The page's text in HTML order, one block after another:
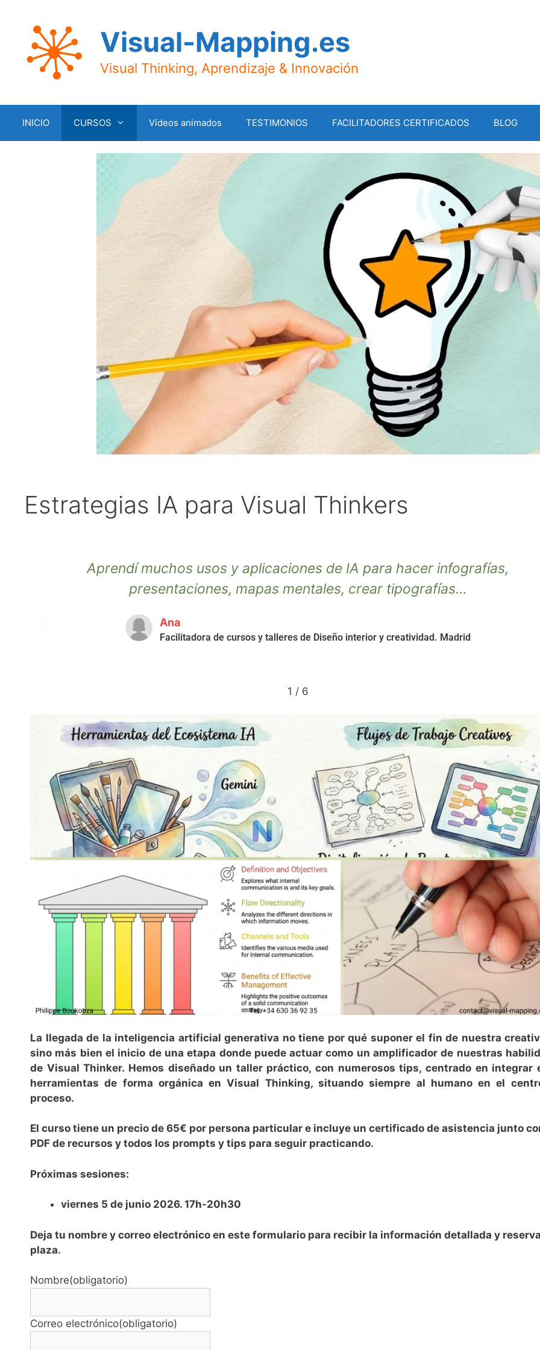
Visual-Mapping.es
Visual Thinking, Aprendizaje & Innovación
INICIO CURSOS Vídeos animados TESTIMONIOS FACILITADORES CERTIFICADOS BLOG
Estrategias IA para Visual Thinkers
infografías,
Fué una sesión MUY MUY PRÁCTICA con mucha
para ir mejorando en este mundo del Visual
Consultor en innovación estratégica. Barcelona.
2 / 6
La llegada de la inteligencia artificial generativa no tiene por qué suponer el fin de nuestra
sino más bien el inicio de una etapa donde puede actuar como un amplificador de nuestras
de Visual Thinker. Hemos diseñado un taller práctico, con numerosos tips, centrado en integrar
herramientas de forma orgánica en Visual Thinking, situando siempre al humano en el
proceso.
El curso tiene un precio de 65€ por persona particular e incluye un certificado de asistencia junto
PDF de recursos y todos los prompts y tips para seguir practicando.
Próximas sesiones:
viernes 5 de junio 2026. 17h-20h30
Deja tu nombre y correo electrónico en este formulario para recibir la información detallada y
plaza.
Nombre(obligatorio)
Correo electrónico(obligatorio)